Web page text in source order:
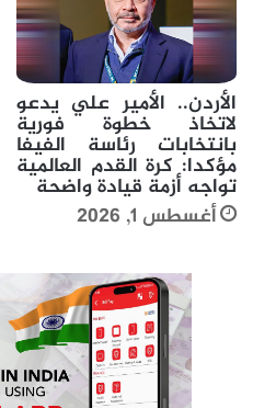
الأردن.. الأمير علي يدعو
لاتخاذ خطوة فورية
بانتخابات رئاسة الفيفا
مؤكدا: كرة القدم العالمية
تواجه أزمة قيادة واضحة
أغسطس 1, 2026